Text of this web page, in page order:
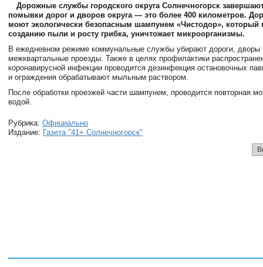
Дорожные службы городского округа Солнечногорск
помывки дорог и дворов округа — это более 400 километров.
моют экологически безопасным шампунем «Чистодор», который
созданию пыли и росту грибка, уничтожает микроорганизмы.
В ежедневном режиме коммунальные службы убирают дороги, дворы
межквартальные проезды. Также в целях профилактики
коронавирусной инфекции проводится дезинфекция остановочных
и ограждения обрабатывают мыльным раствором.
После обработки проезжей части шампунем, проводится повторная
водой.
Рубрика: Официально
Издание: Газета "41+ Солнечногорск"